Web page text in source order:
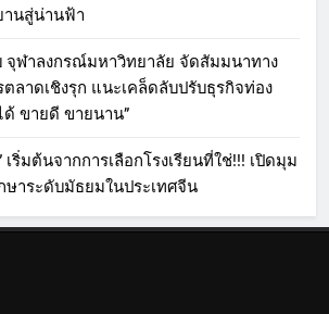
านสู่น่านฟ้า
จุฬาลงกรณ์มหาวิทยาลัย จัดสัมมนาทาง
ลาดเชิงรุก แนะเคล็ดลับปรับธุรกิจท่อง
ด้ ขายดี ขายนาน”
เริ่มต้นจากการเลือกโรงเรียนที่ใช่!!! เปิดมุม
ษาระดับมัธยมในประเทศจีน